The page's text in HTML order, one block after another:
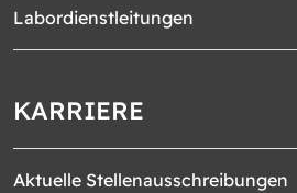
Labordienstleitungen
KARRIERE
Aktuelle Stellenausschreibungen